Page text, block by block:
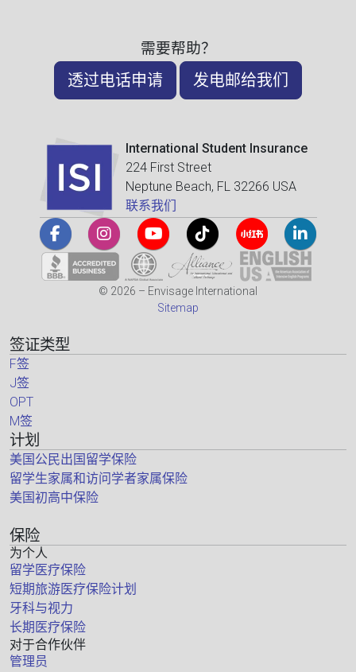
需要帮助？
透过电话申请 发电邮给我们
International Student Insurance
224 First Street
Neptune Beach, FL 32266 USA
联系我们
© 2026 – Envisage International
Sitemap
签证类型
F签
J签
OPT
M签
计划
美国公民出国留学保险
留学生家属和访问学者家属保险
美国初高中保险
保险
为个人
留学医疗保险
短期旅游医疗保险计划
牙科与视力
长期医疗保险
对于合作伙伴
管理员